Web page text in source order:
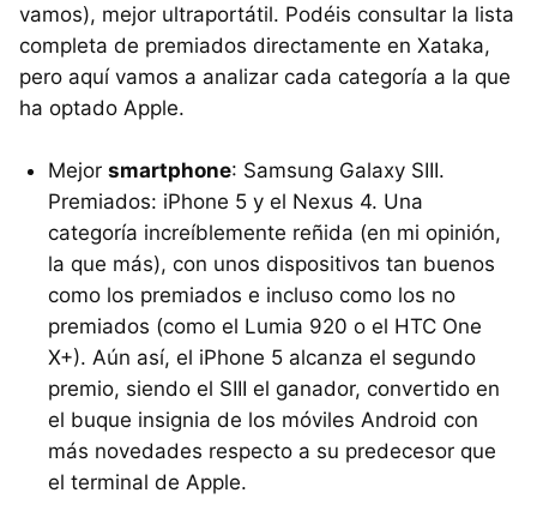
vamos), mejor ultraportátil. Podéis consultar la lista
completa de premiados directamente en Xataka,
pero aquí vamos a analizar cada categoría a la que
ha optado Apple.
Mejor smartphone: Samsung Galaxy SIII.
Premiados: iPhone 5 y el Nexus 4. Una
categoría increíblemente reñida (en mi opinión,
la que más), con unos dispositivos tan buenos
como los premiados e incluso como los no
premiados (como el Lumia 920 o el HTC One
X+). Aún así, el iPhone 5 alcanza el segundo
premio, siendo el SIII el ganador, convertido en
el buque insignia de los móviles Android con
más novedades respecto a su predecesor que
el terminal de Apple.